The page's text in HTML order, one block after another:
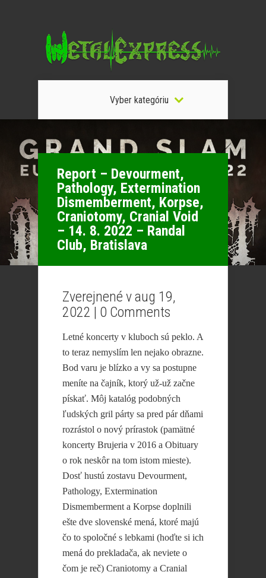
Vyber kategóriu
Report – Devourment,
Pathology, Extermination
Dismemberment, Korpse,
Craniotomy, Cranial Void
– 14. 8. 2022 – Randal
Club, Bratislava
Zverejnené v aug 19,
2022 | 0 Comments
Letné koncerty v kluboch sú peklo. A
to teraz nemyslím len nejako obrazne.
Bod varu je blízko a vy sa postupne
meníte na čajník, ktorý už-už začne
pískať. Môj katalóg podobných
ľudských gril párty sa pred pár dňami
rozrástol o nový prírastok (pamätné
koncerty Brujeria v 2016 a Obituary
o rok neskôr na tom istom mieste).
Dosť hustú zostavu Devourment,
Pathology, Extermination
Dismemberment a Korpse doplnili
ešte dve slovenské mená, ktoré majú
čo to spoločné s lebkami (hoďte si ich
mená do prekladača, ak neviete o
čom je reč) Craniotomy a Cranial